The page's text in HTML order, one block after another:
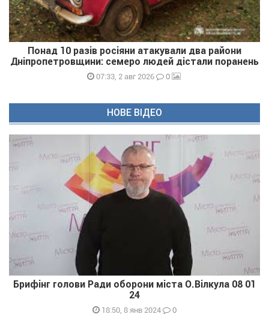
Понад 10 разів росіяни атакували два райони
Дніпропетровщини: семеро людей дістали поранень
07:33, 2 авг 2026 0
НОВЕ ВІДЕО
Брифінг голови Ради оборони міста О.Вілкула 08 01
24
18:50, 8 янв 2024 0